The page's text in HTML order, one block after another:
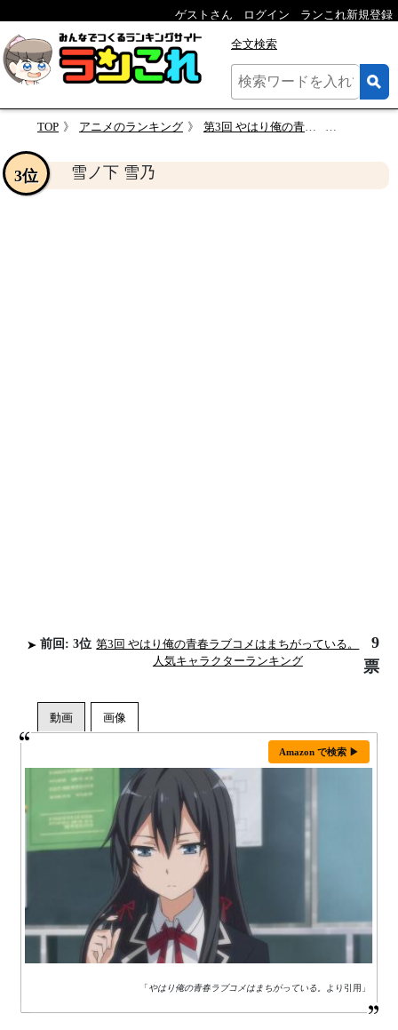
ゲストさん ログイン ランこれ新規登録
全文検索
TOP アニメのランキング 第3回 やはり俺の青春ラブコメはまちがっている。 人気キャラクターランキング
雪ノ下 雪乃
3位
前回: 3位 第3回 やはり俺の青春ラブコメはまちがっている。
人気キャラクターランキング
9
票
Amazon で検索 ▶
「やはり俺の青春ラブコメはまちがっている。 より引用」